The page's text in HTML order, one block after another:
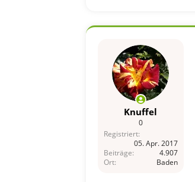
Knuffel
0
Registriert
05. Apr. 2017
Beiträge
4.907
Ort
Baden